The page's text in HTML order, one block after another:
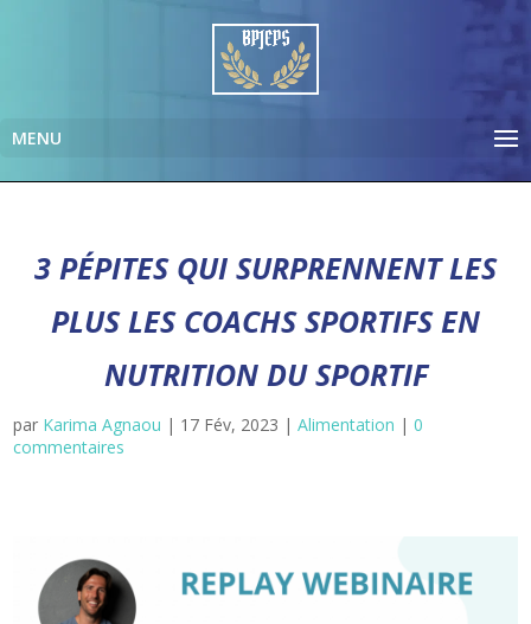
3 PÉPITES QUI SURPRENNENT LES
PLUS LES COACHS SPORTIFS EN
NUTRITION DU SPORTIF
par Karima Agnaou | 17 Fév, 2023 |Alimentation |0
commentaires